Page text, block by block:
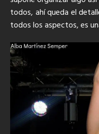
todos, ahí queda el
todos los aspectos, es